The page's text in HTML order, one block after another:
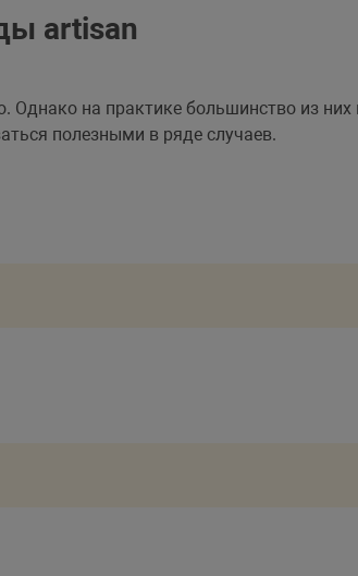
artisan
на практике большинство из
полезными в ряде случаев.